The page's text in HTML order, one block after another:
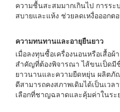
ความชื้นสะสมมากเกินไป การร
สบายและแห้ง ช่วยลดเหงื่อออกต
ความทนทานและอายุยืนยาว
เมื่อลงทุนซื้อเครื่องนอนหรือเสื้อ
สำคัญที่ต้องพิจารณา ไส้ขนเป็ดมี
ยาวนานและความยืดหยุ่น ผลิตภั
ดีสามารถคงสภาพเดิมได้เป็นเวล
เลือกที่ชาญฉลาดและคุ้มค่าในระ